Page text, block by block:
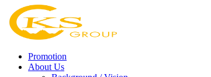
Skip
to
content
Promotion
About Us